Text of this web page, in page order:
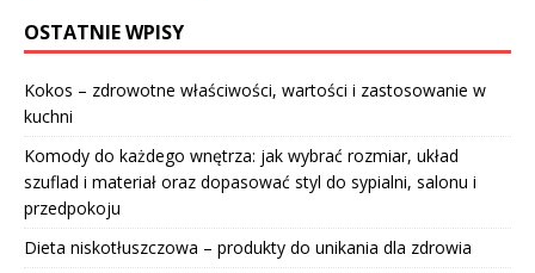
OSTATNIE WPISY
Kokos – zdrowotne właściwości, wartości i zastosowanie w
kuchni
Komody do każdego wnętrza: jak wybrać rozmiar, układ
szuflad i materiał oraz dopasować styl do sypialni, salonu i
przedpokoju
Dieta niskotłuszczowa – produkty do unikania dla zdrowia